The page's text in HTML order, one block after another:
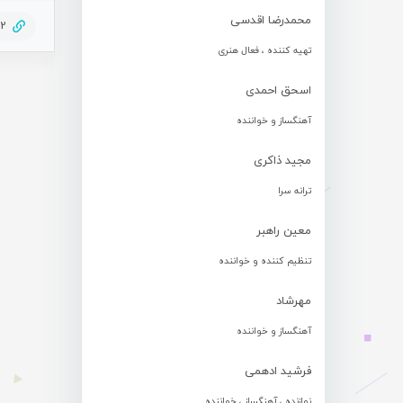
محمدرضا اقدسی
تهیه کننده ، فعال هنری
اسحق احمدی
آهنگساز و خواننده
مجید ذاکری
ترانه سرا
معین راهبر
تنظیم کننده و خواننده
مهرشاد
آهنگساز و خواننده
فرشید ادهمی